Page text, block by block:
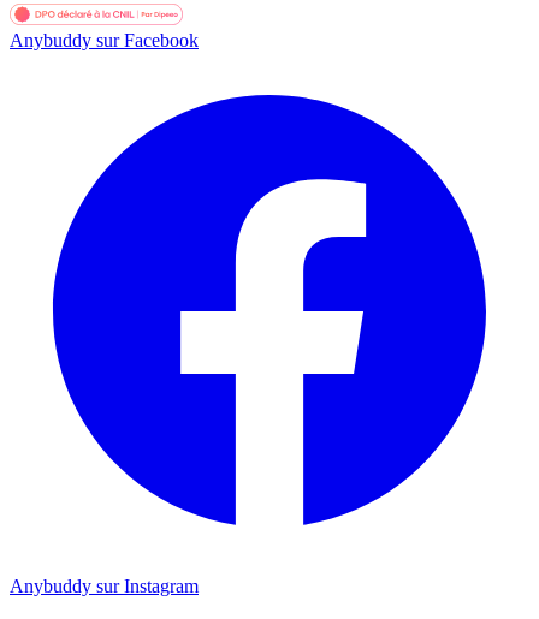
Anybuddy sur Facebook
Anybuddy sur Instagram